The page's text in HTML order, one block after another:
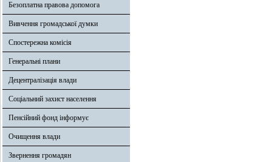
Безоплатна правова допомога
Вивчення громадської думки
Спостережна комісія
Генеральні плани
Децентралізація влади
Соціальний захист населення
Пенсійний фонд інформує
Очищення влади
Звернення громадян